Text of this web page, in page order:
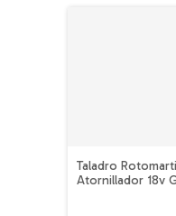
Taladro
Atornillador 18v